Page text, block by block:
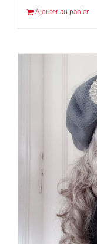
Ajouter au panier